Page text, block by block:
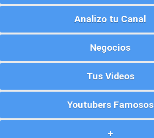
Analizo tu Canal
Negocios
Tus Videos
Youtubers Famosos
+